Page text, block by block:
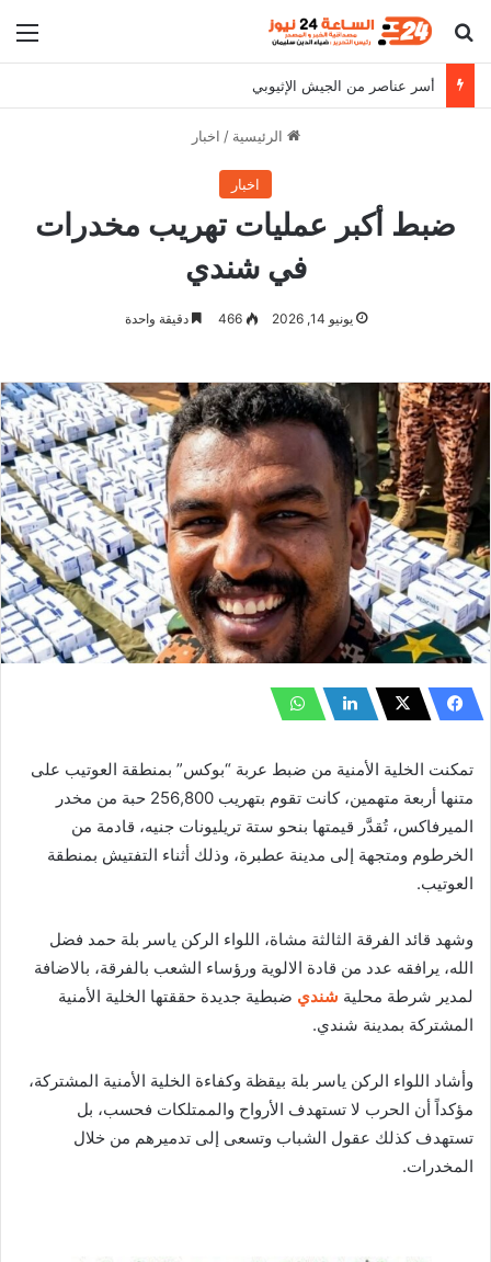
بحث عن
أسر عناصر من الجيش الإثيوبي
الرئيسية / اخبار
اخبار
ضبط أكبر عمليات تهريب مخدرات
في شندي
يونيو 14, 2026 466 دقيقة واحدة
تمكنت الخلية الأمنية من ضبط عربة “بوكس” بمنطقة العوتيب على
متنها أربعة متهمين، كانت تقوم بتهريب 256,800 حبة من مخدر
الميرفاكس، تُقدَّر قيمتها بنحو ستة تريليونات جنيه، قادمة من
الخرطوم ومتجهة إلى مدينة عطبرة، وذلك أثناء التفتيش بمنطقة
العوتيب.
وشهد قائد الفرقة الثالثة مشاة، اللواء الركن ياسر بلة حمد فضل
الله، يرافقه عدد من قادة الالوية ورؤساء الشعب بالفرقة، بالاضافة
لمدير شرطة محلية شندي ضبطية جديدة حققتها الخلية الأمنية
المشتركة بمدينة شندي.
وأشاد اللواء الركن ياسر بلة بيقظة وكفاءة الخلية الأمنية المشتركة،
مؤكداً أن الحرب لا تستهدف الأرواح والممتلكات فحسب، بل
تستهدف كذلك عقول الشباب وتسعى إلى تدميرهم من خلال
المخدرات.